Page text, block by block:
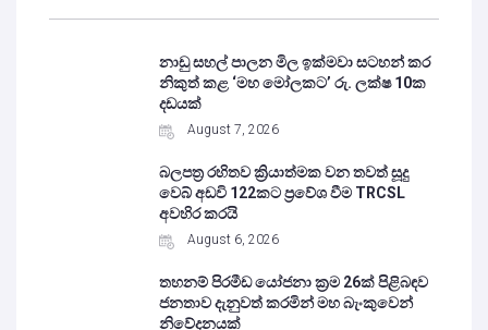
නාඩු සහල් පාලන මිල ඉක්මවා සටහන් කර
නිකුත් කළ ‘මහ මෝලකට’ රු. ලක්ෂ 10ක
දඩයක්
August 7, 2026
බලපත්‍ර රහිතව ක්‍රියාත්මක වන තවත් සූදු
වෙබ් අඩවි 122කට ප්‍රවේශ වීම TRCSL
අවහිර කරයි
August 6, 2026
තහනම් පිරමීඩ යෝජනා ක්‍රම 26ක් පිළිබඳව
ජනතාව දැනුවත් කරමින් මහ බැංකුවෙන්
නිවේදනයක්